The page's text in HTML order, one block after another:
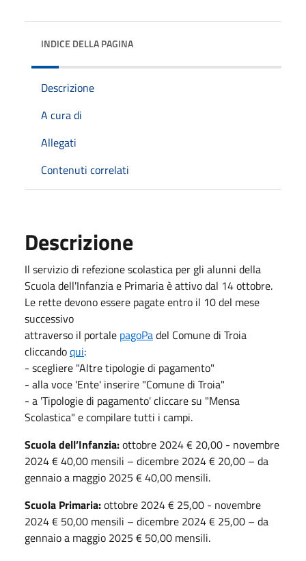
INDICE DELLA PAGINA
Descrizione
A cura di
Allegati
Contenuti correlati
Descrizione
Il servizio di refezione scolastica per gli alunni della
Scuola dell'Infanzia e Primaria è attivo dal 14 ottobre.
Le rette devono essere pagate entro il 10 del mese
successivo
attraverso il portale pagoPadel Comune di Troia
cliccandoqui:
- scegliere "Altre tipologie di pagamento"
- alla voce 'Ente' inserire "Comune di Troia"
- a 'Tipologie di pagamento' cliccare su "Mensa
Scolastica" e compilare tutti i campi.
Scuola dell’Infanzia:ottobre 2024 € 20,00 - novembre
2024 € 40,00 mensili – dicembre 2024 € 20,00 – da
gennaio a maggio 2025 € 40,00 mensili.
Scuola Primaria:ottobre 2024 € 25,00 - novembre
2024 € 50,00 mensili – dicembre 2024 € 25,00 – da
gennaio a maggio 2025 € 50,00 mensili.